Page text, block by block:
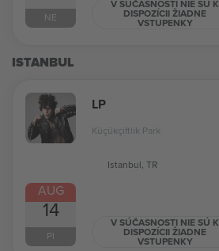
NE
V SÚČASNOSTI NIE SÚ K
DISPOZÍCII ŽIADNE
VSTUPENKY
ISTANBUL
AUG
14
PI
LP
Küçükçiftlik Park
Istanbul, TR
V SÚČASNOSTI NIE SÚ K
DISPOZÍCII ŽIADNE
VSTUPENKY